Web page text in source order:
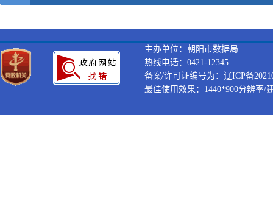
主办单位：朝阳市数据局
热线电话：0421-12345
备案/许可证编号为：辽ICP备
最佳使用效果：1440*900分辨率/